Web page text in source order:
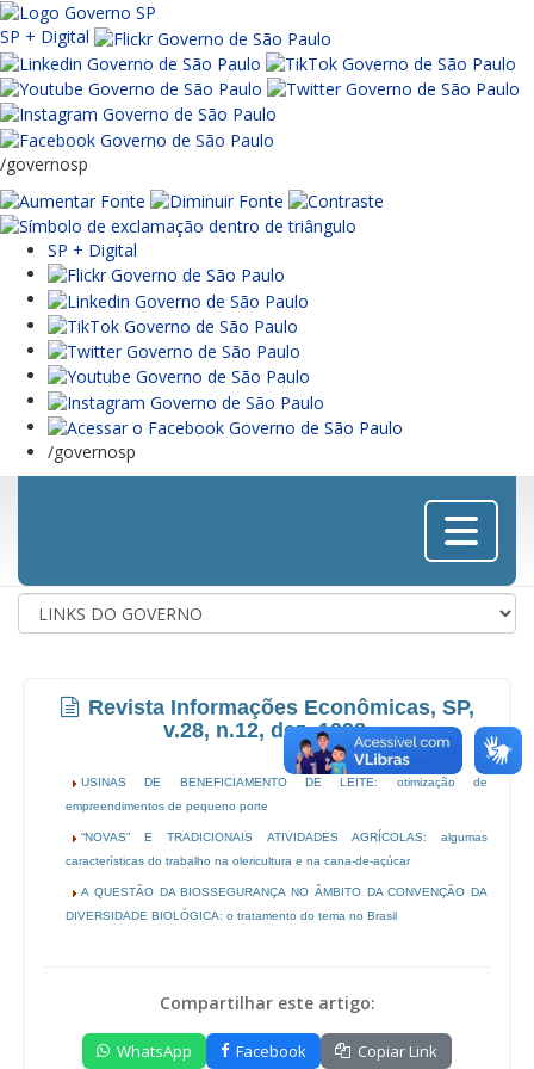
SP + Digital
/governosp
SP + Digital
/governosp
Menu
Revista Informações Econômicas, SP,
v.28, n.12, dez. 1998.
USINAS DE BENEFICIAMENTO DE LEITE: otimização de
empreendimentos de pequeno porte
“NOVAS” E TRADICIONAIS ATIVIDADES AGRÍCOLAS: algumas
características do trabalho na olericultura e na cana-de-açúcar
A QUESTÃO DA BIOSSEGURANÇA NO ÂMBITO DA CONVENÇÃO DA
DIVERSIDADE BIOLÓGICA: o tratamento do tema no Brasil
Compartilhar este artigo:
WhatsApp Facebook Copiar Link